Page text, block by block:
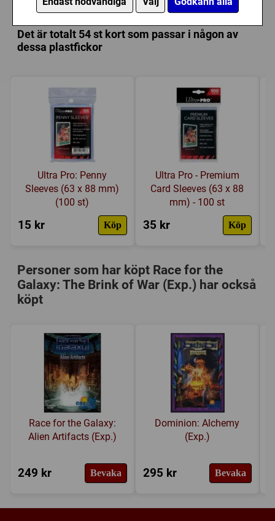
Rymden,Hand management ,Samtidigt spelande
Tillverkare: Rio Grande Games
Länkar: Regler,Tillverkarens hemsida
BoardGameGeek
Det är totalt 54 st kort som passar i någon av
dessa plastfickor
Ultra Pro: Penny
Sleeves (63 x 88 mm)
(100 st)
15 kr Köp
Ultra Pro - Premium
Card Sleeves (63 x 88
mm) - 100 st
35 kr Köp
Personer som har köpt Race for the
Galaxy: The Brink of War (Exp.) har också
köpt
Race for the Galaxy:
Alien Artifacts (Exp.)
249 kr Bevaka
Dominion: Alchemy
(Exp.)
295 kr Bevaka